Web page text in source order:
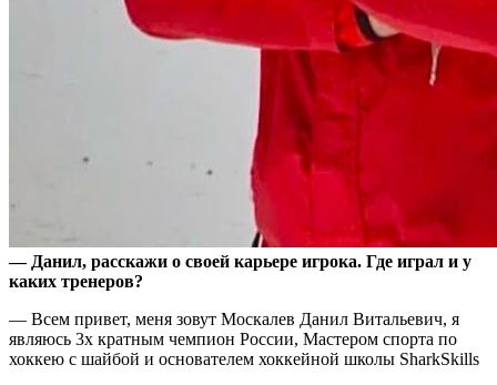
— Данил, расскажи о своей карьере игрока. Где играл и у
каких тренеров?
— Всем привет, меня зовут Москалев Данил Витальевич, я
являюсь 3х кратным чемпион России, Мастером спорта по
хоккею с шайбой и основателем хоккейной школы SharkSkills